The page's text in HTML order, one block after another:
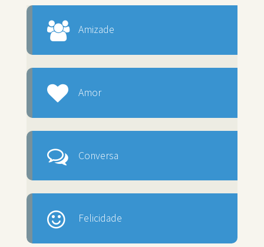
Amizade
Amor
Conversa
Felicidade